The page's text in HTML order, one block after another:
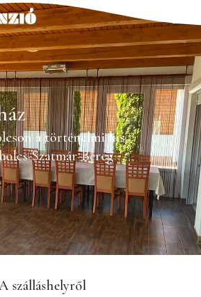
a történelmi kis
Szatmár-Bereg
szálláshelyről